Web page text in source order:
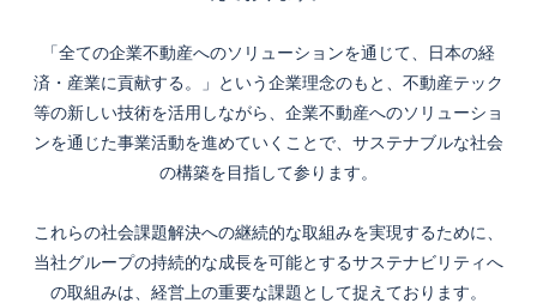
「全ての企業不動産へのソリューションを通じて、日本の経
済・産業に貢献する。」という企業理念のもと、 不動産テック
等の新しい技術を活用しながら、企業不動産へのソリューショ
ンを通じた事業活動を進めていくことで、 サステナブルな社会
の構築を目指して参ります。​
これらの社会課題解決への継続的な取組みを実現するために、
当社グループの持続的な成長を可能とするサステナビリティへ
の取組みは、経営上の重要な課題として捉えております。